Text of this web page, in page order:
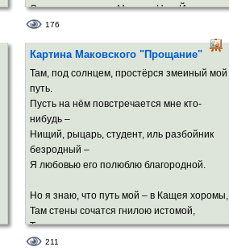
От пульса ровного Москвы, Нью-Йорка,
Рима,
Научится нести и млад, и стар.
В трёхмерный мир вселенских пирамид
Вольют свой свет иные многомерья,
И мы увидим братьев, наконец…
Я убеждён: наш дух не сохранит
До тех времён ни щедрый опыт зверя,
Ни зависть чёрную, ни стук пустых сердец.
176
Картина Маковского "Прощание"
Там, под солнцем, простёрся змеиный мой
путь.
Пусть на нём повстречается мне кто-
нибудь –
Нищий, рыцарь, студент, иль разбойник
безродный –
Я любовью его полюблю благородной.
Но я знаю, что путь мой – в Кащея хоромы,
Там стены сочатся гнилою истомой,
Там пол весь усыпан осколками злата,
И слугами будут мне там чертенята.
211